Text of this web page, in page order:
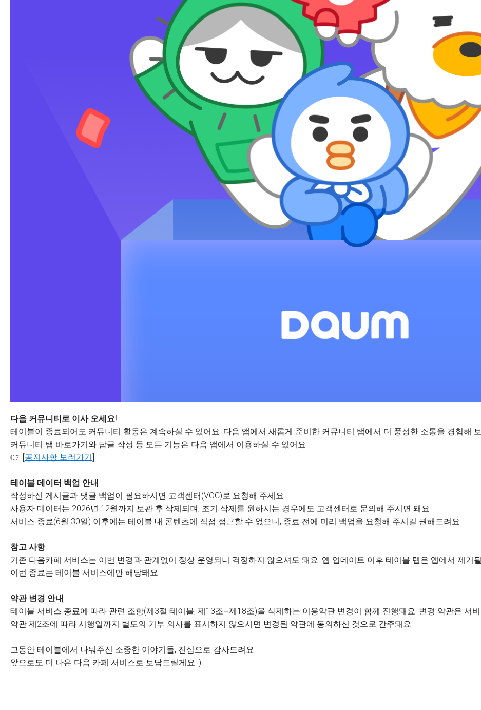
다음 커뮤니티로 이사 오세요!
테이블이 종료되어도 커뮤니티 활동은 계속하실 수 있어요. 다음 앱에서 새롭게 준비한 커뮤니티 탭에서 더 풍성한 소통을 경험해
커뮤니티 탭 바로가기와 답글 작성 등 모든 기능은 다음 앱에서 이용하실 수 있어요.
👉 [공지사항 보러가기]
테이블 데이터 백업 안내
작성하신 게시글과 댓글 백업이 필요하시면 고객센터(VOC)로 요청해 주세요.
사용자 데이터는 2026년 12월까지 보관 후 삭제되며, 조기 삭제를 원하시는 경우에도 고객센터로 문의해 주시면 돼요.
서비스 종료(6월 30일) 이후에는 테이블 내 콘텐츠에 직접 접근할 수 없으니, 종료 전에 미리 백업을 요청해 주시길 권해드려요.
참고 사항
기존 다음카페 서비스는 이번 변경과 관계없이 정상 운영되니 걱정하지 않으셔도 돼요. 앱 업데이트 이후 테이블 탭은 앱에서 제거
이번 종료는 테이블 서비스에만 해당돼요.
약관 변경 안내
테이블 서비스 종료에 따라 관련 조항(제3절 테이블, 제13조~제18조)을 삭제하는 이용약관 변경이 함께 진행돼요. 변경 약관은 서
약관 제2조에 따라 시행일까지 별도의 거부 의사를 표시하지 않으시면 변경된 약관에 동의하신 것으로 간주돼요.
그동안 테이블에서 나눠주신 소중한 이야기들, 진심으로 감사드려요.
앞으로도 더 나은 다음 카페 서비스로 보답드릴게요 :)